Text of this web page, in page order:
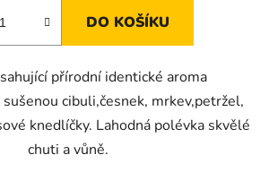
DO KOŠÍKU
přírodní identické aroma
cibuli,česnek, mrkev,petržel,
knedlíčky. Lahodná polévka skvělé
chuti a vůně.